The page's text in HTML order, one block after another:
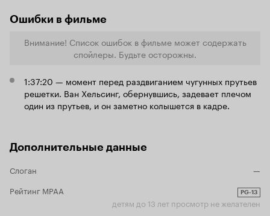
Ошибки в фильме
Внимание! Список ошибок в фильме может содержать
спойлеры. Будьте осторожны.
1:37:20 — момент перед раздвиганием чугунных прутьев
решетки. Ван Хельсинг, обернувшись, задевает плечом
один из прутьев, и он заметно колышется в кадре.
Дополнительные данные
Слоган
—
Рейтинг MPAA
PG-13
детям до 13 лет просмотр не желателен